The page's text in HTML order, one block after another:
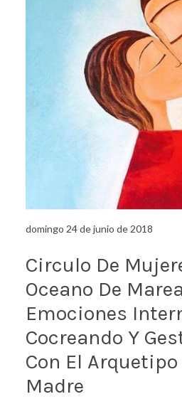
domingo 24 de junio de 2018
Circulo De
Oceano De
Emociones
Cocreando Y
Con El Arquetipo
Madre